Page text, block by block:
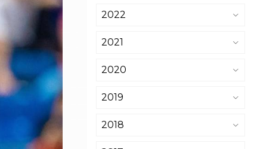
2022
2021
2020
2019
2018